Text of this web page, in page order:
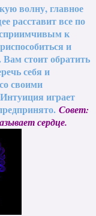
волну, главное
расставит все по
к
и
стоит обратить
себя и
своими
играет
Совет:
сердце.